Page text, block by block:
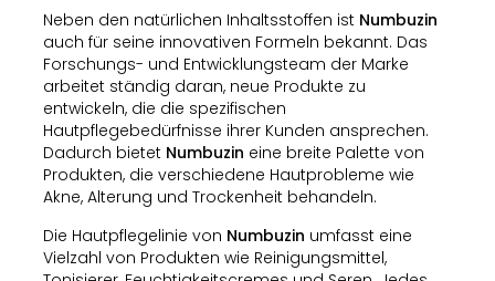
Neben den natürlichen Inhaltsstoffen ist Numbuzin
auch für seine innovativen Formeln bekannt. Das
Forschungs- und Entwicklungsteam der Marke
arbeitet ständig daran, neue Produkte zu
entwickeln, die die spezifischen
Hautpflegebedürfnisse ihrer Kunden ansprechen.
Dadurch bietet Numbuzin eine breite Palette von
Produkten, die verschiedene Hautprobleme wie
Akne, Alterung und Trockenheit behandeln.
Die Hautpflegelinie von Numbuzin umfasst eine
Vielzahl von Produkten wie Reinigungsmittel,